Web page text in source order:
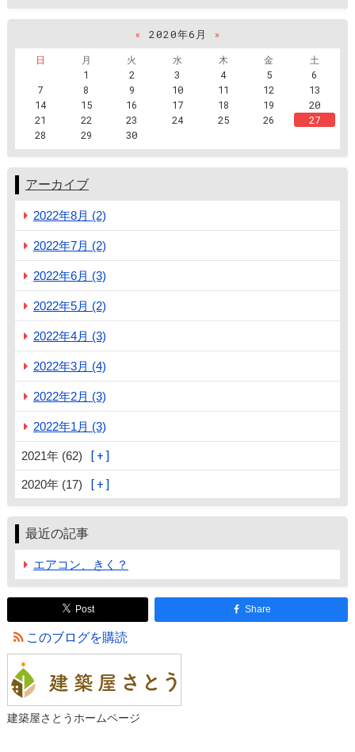
« 2020年6月
»
日
月 火 水 木 金
土
1
2 3 4 5
6
7
8 9 10 11 12
13
14
15 16 17 18 19
20
21
22 23 24 25 26
27
28
29 30
アーカイブ
2022年8月 (2)
2022年7月 (2)
2022年6月 (3)
2022年5月 (2)
2022年4月 (3)
2022年3月 (4)
2022年2月 (3)
2022年1月 (3)
2021年 (62)
2020年 (17)
最近の記事
エアコン、きく？
Post Share
このブログを購読
建築屋さとうホームページ